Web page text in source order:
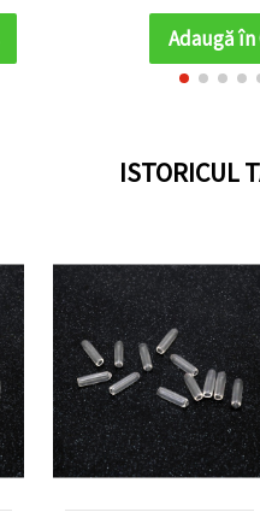
Adaugă în
ISTORICUL